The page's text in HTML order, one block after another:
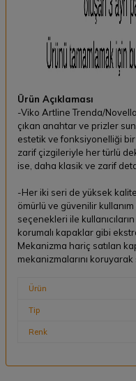
Ürün Açıklaması
-Viko Artline Trenda/
çıkan anahtar ve prizler
estetik ve fonksiyonelliği
zarif çizgileriyle her türlü
ise, daha klasik ve zarif
-Her iki seri de yüksek
ömürlü ve güvenilir
seçenekleri ile
korumalı kapaklar gibi
Mekanizma hariç satılan
mekanizmalarını
Ürün
Tip
Renk